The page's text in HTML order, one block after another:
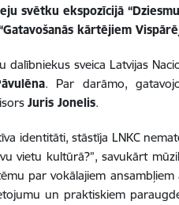
svētku ekspozīcijā
kārtējiem
dalībniekus sveica Latvijas
. Par darāmo,
Juris Jonelis.
identitāti, stāstīja LNKC
vietu kultūrā?”, savukārt
par vokālajiem
un praktiskiem